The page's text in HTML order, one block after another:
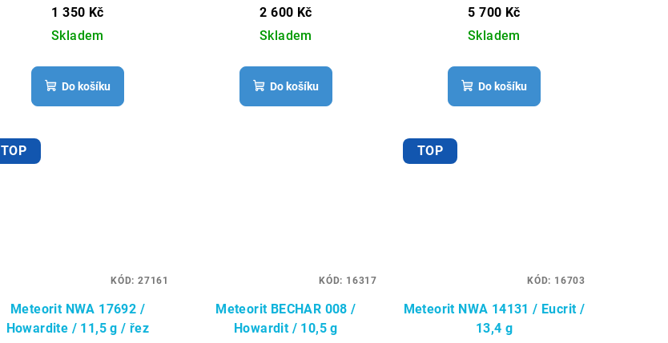
1 350 Kč
Skladem
Do košíku
2 600 Kč
Skladem
Do košíku
5 700 Kč
Skladem
Do košíku
TOP
Meteorit NWA 17692 /
Howardite / 11,5 g / řez
KÓD: 27161
Meteorit BECHAR 008 /
Howardit / 10,5 g
KÓD: 16317
TOP
Meteorit NWA 14131 / Eucrit /
13,4 g
KÓD: 16703